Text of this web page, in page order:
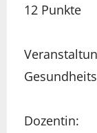
12 Punkte
Dozentin: